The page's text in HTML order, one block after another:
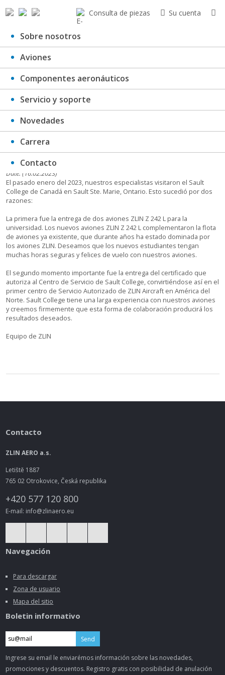
Consulta de piezas Su cuenta
Sobre nosotros
Aviones
Componentes aeronáuticos
Servicio y soporte
Novedades
Carrera
Contacto
Noticias de Canadá
Date: (16.02.2023)
El pasado enero del 2023, nuestros especialistas visitaron el Sault
College de Canadá en Sault Ste. Marie, Ontario. Esto sucedió por dos
razones:
La primera fue la entrega de dos aviones ZLIN Z 242 L para la
universidad. Los nuevos aviones ZLIN Z 242 L complementaron la flota
de aviones ya existente, que durante años ha estado dominada por
los aviones ZLIN. Deseamos que los nuevos estudiantes tengan
muchas horas seguras y felices de vuelo con nuestros aviones.
El segundo momento importante fue la entrega del certificado que
autoriza al Centro de Servicio de Sault College, convirtiéndose así en el
primer centro de Servicio Autorizado de ZLIN Aircraft en América del
Norte. Sault College tiene una larga experiencia con nuestros aviones
y creemos firmemente que esta forma de colaboración producirá los
resultados deseados.
Equipo de ZLIN
Contacto
ZLIN AERO a.s.
Letiště 1887
765 02 Otrokovice, Česká republika
+420 577 120 800
E-mail: info@zlinaero.eu
Navegación
Para descargar
Zona de usuario
Mapa del sitio
Boletin informativo
Send
Ingrese su email le enviarémos información sobre las novedades,
promociones y descuentos. Registro gratis con posibilidad de anulación